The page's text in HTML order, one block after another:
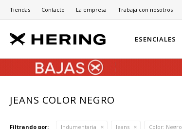
ESENCIALES
Tiendas Contacto La empresa Trabaja con nosotros
JEANS COLOR NEGRO
Filtrando por: Indumentaria Jeans Color: Negro